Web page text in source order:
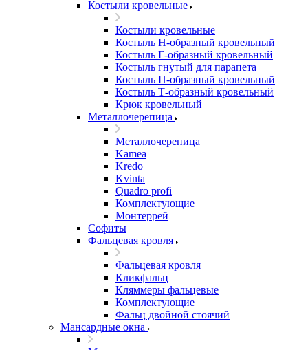
Костыли кровельные
Костыли кровельные
Костыль H-образный кровельный
Костыль Г-образный кровельный
Костыль гнутый для парапета
Костыль П-образный кровельный
Костыль Т-образный кровельный
Крюк кровельный
Металлочерепица
Металлочерепица
Kamea
Kredo
Kvinta
Quadro profi
Комплектующие
Монтеррей
Софиты
Фальцевая кровля
Фальцевая кровля
Кликфальц
Кляммеры фальцевые
Комплектующие
Фальц двойной стоячий
Мансардные окна